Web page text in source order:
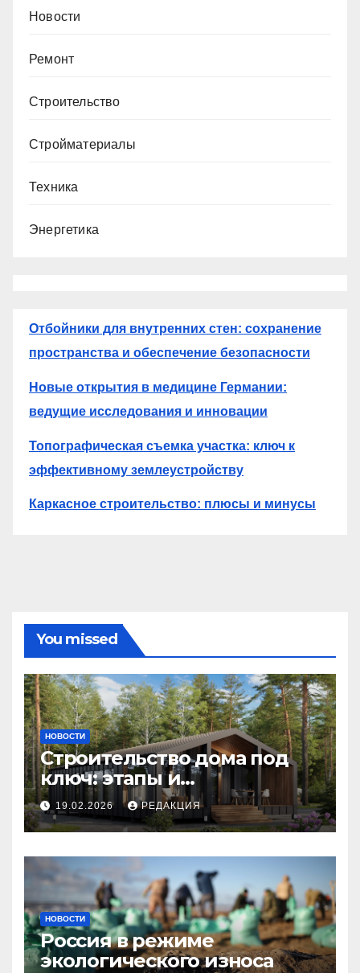
Новости
Ремонт
Строительство
Стройматериалы
Техника
Энергетика
Отбойники для внутренних стен: сохранение
пространства и обеспечение безопасности
Новые открытия в медицине Германии:
ведущие исследования и инновации
Топографическая съемка участка: ключ к
эффективному землеустройству
Каркасное строительство: плюсы и минусы
You missed
НОВОСТИ
Строительство дома под
ключ: этапы и
планирование бюджета
19.02.2026 РЕДАКЦИЯ
НОВОСТИ
Россия в режиме
экологического износа